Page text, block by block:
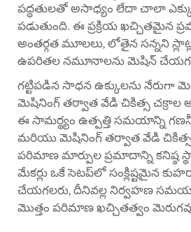
పద్ధతులతో అసాధ్యం లేదా చాలా
పడుతుంది. ఈ ప్రక్రియ ఖచ్చితమైన
అంతర్గత మూలలు, లోతైన సన్నని
ఉపరితల నమూనాలను మెషిన్
గట్టిపడిన సాధన ఉక్కులను నేరుగా
మెషినింగ్ తర్వాత వేడి చికిత్స చక్రాల
ఈ సామర్థ్యం ఉత్పత్తి సమయాన్ని
మరియు మెషినింగ్ తర్వాత వేడి
పరిమాణ మార్పుల ప్రమాదాన్ని కనిష్ఠ
మేకర్లు ఒకే సెటప్‌లో సంక్లిష్టమైన
చేయగలరు, దీనివల్ల నిర్వహణ
మొత్తం పరిమాణ ఖచ్చితత్వం